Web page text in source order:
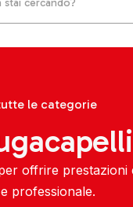
le categorie
offrire prestazioni
professionale.